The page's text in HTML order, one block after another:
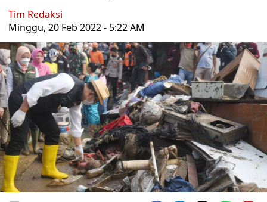
Tim Redaksi
Minggu, 20 Feb 2022 - 5:22 AM